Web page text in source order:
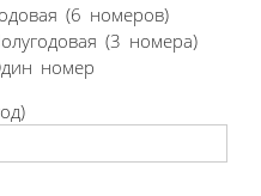
(6 номеров)
(3 номера)
номер